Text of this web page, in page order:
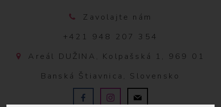
Zavolajte nám
+421 948 207 354
Areál DUŽINA, Kolpašská 1, 969 01
Banská Štiavnica, Slovensko